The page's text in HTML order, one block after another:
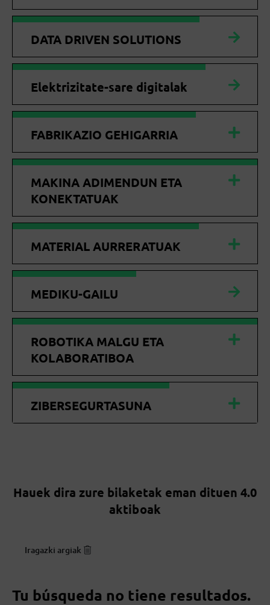
DATA DRIVEN SOLUTIONS
Elektrizitate-sare digitalak
FABRIKAZIO GEHIGARRIA
MAKINA ADIMENDUN ETA
KONEKTATUAK
MATERIAL AURRERATUAK
MEDIKU-GAILU
ROBOTIKA MALGU ETA
KOLABORATIBOA
ZIBERSEGURTASUNA
Hauek dira zure bilaketak eman dituen 4.0
aktiboak
Iragazki argiak
Tu búsqueda no tiene resultados.